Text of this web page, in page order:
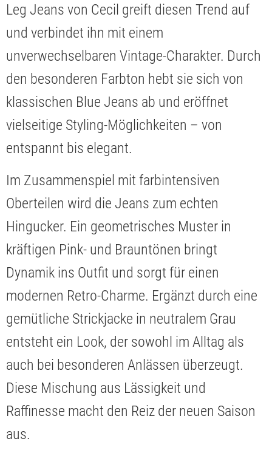
Leg Jeans von Cecil greift diesen Trend auf
und verbindet ihn mit einem
unverwechselbaren Vintage-Charakter. Durch
den besonderen Farbton hebt sie sich von
klassischen Blue Jeans ab und eröffnet
vielseitige Styling-Möglichkeiten – von
entspannt bis elegant.
Im Zusammenspiel mit farbintensiven
Oberteilen wird die Jeans zum echten
Hingucker. Ein geometrisches Muster in
kräftigen Pink- und Brauntönen bringt
Dynamik ins Outfit und sorgt für einen
modernen Retro-Charme. Ergänzt durch eine
gemütliche Strickjacke in neutralem Grau
entsteht ein Look, der sowohl im Alltag als
auch bei besonderen Anlässen überzeugt.
Diese Mischung aus Lässigkeit und
Raffinesse macht den Reiz der neuen Saison
aus.